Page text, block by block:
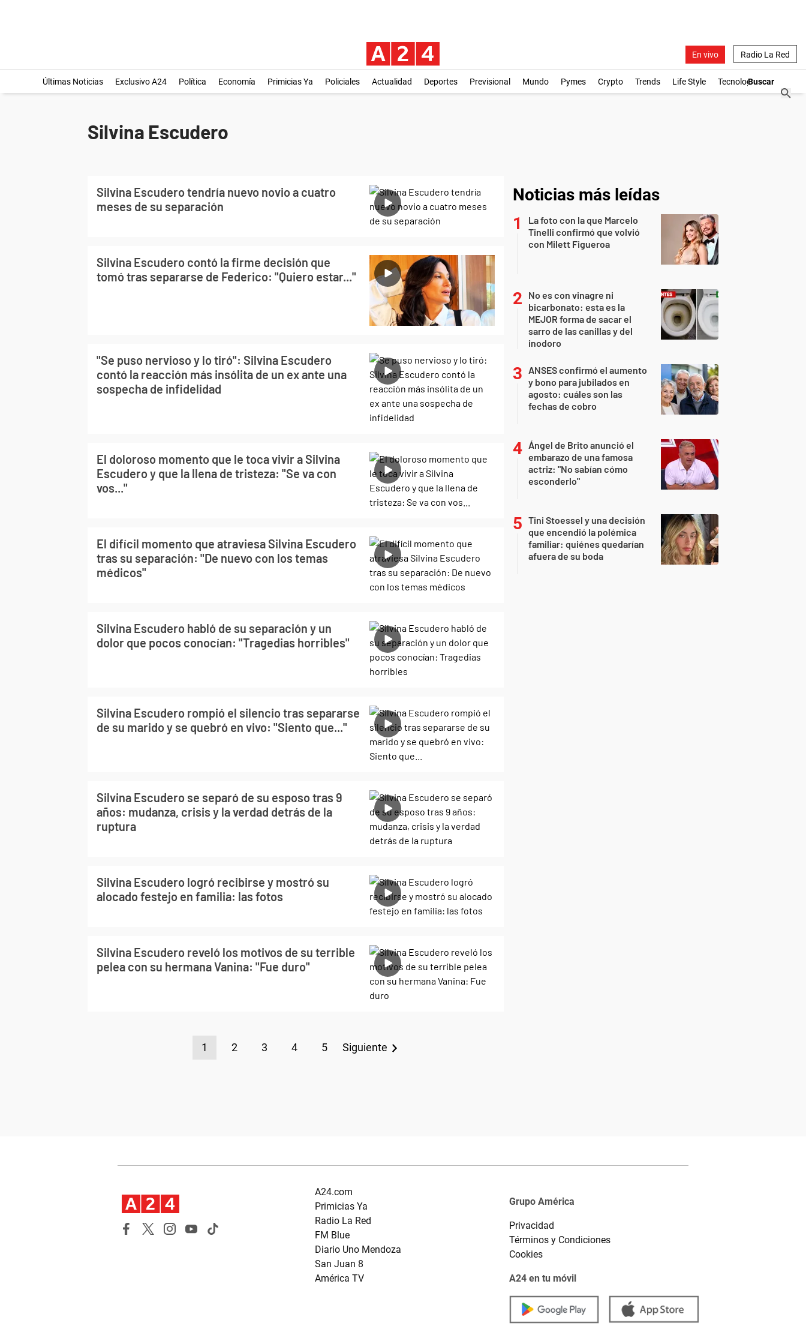
En vivo Radio La Red
Últimas Noticias Exclusivo A24 Política Economía Primicias Ya Policiales Actualidad Deportes Previsional Mundo Pymes Crypto Trends Life Style Tecnología
Silvina Escudero
Silvina Escudero tendría nuevo novio a cuatro
meses de su separación
Silvina Escudero contó la firme decisión que
tomó tras separarse de Federico: "Quiero estar..."
"Se puso nervioso y lo tiró": Silvina Escudero
contó la reacción más insólita de un ex ante una
sospecha de infidelidad
El doloroso momento que le toca vivir a Silvina
Escudero y que la llena de tristeza: "Se va con
vos..."
El difícil momento que atraviesa Silvina Escudero
tras su separación: "De nuevo con los temas
médicos"
Silvina Escudero habló de su separación y un
dolor que pocos conocían: "Tragedias horribles"
Silvina Escudero rompió el silencio tras separarse
de su marido y se quebró en vivo: "Siento que..."
Silvina Escudero se separó de su esposo tras 9
años: mudanza, crisis y la verdad detrás de la
ruptura
Silvina Escudero logró recibirse y mostró su
alocado festejo en familia: las fotos
Silvina Escudero reveló los motivos de su terrible
pelea con su hermana Vanina: "Fue duro"
1 2 3 4 5 Siguiente
Noticias más leídas
La foto con la que Marcelo
Tinelli confirmó que volvió
con Milett Figueroa
No es con vinagre ni
bicarbonato: esta es la
MEJOR forma de sacar el
sarro de las canillas y del
inodoro
ANSES confirmó el aumento
y bono para jubilados en
agosto: cuáles son las
fechas de cobro
Ángel de Brito anunció el
embarazo de una famosa
actriz: "No sabían cómo
esconderlo"
Tini Stoessel y una decisión
que encendió la polémica
familiar: quiénes quedarían
afuera de su boda
A24.com
Primicias Ya
Radio La Red
FM Blue
Diario Uno Mendoza
San Juan 8
América TV
Grupo América
Privacidad
Términos y Condiciones
Cookies
A24 en tu móvil